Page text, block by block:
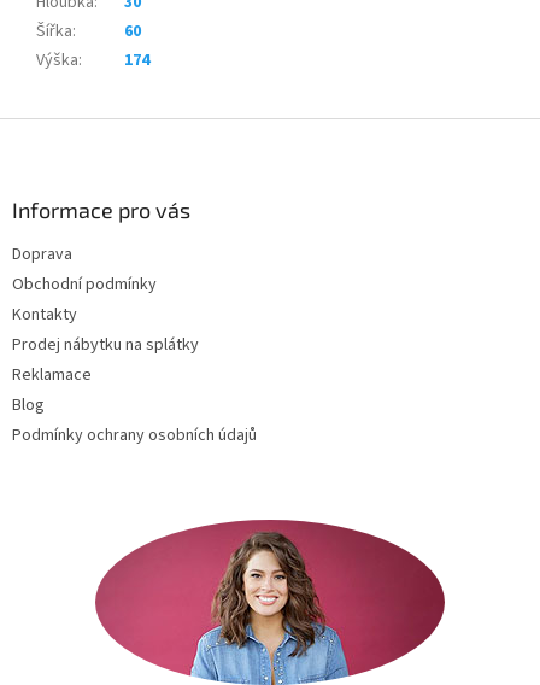
Šířka:
60
Výška: 174
Informace pro vás
Doprava
Obchodní podmínky
Kontakty
Prodej nábytku na splátky
Reklamace
Blog
Podmínky ochrany osobních údajů